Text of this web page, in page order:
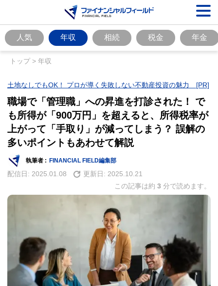
人気 年収 相続 税金 年金
トップ> 年収
土地なしでもOK！ プロが導く失敗しない不動産投資の魅力 [PR]
職場で「管理職」への昇進を打診された！ で
も所得が「900万円」を超えると、所得税率が
上がって「手取り」が減ってしまう？ 誤解の
多いポイントもあわせて解説
執筆者 : FINANCIAL FIELD編集部
配信日: 2025.01.08 更新日: 2025.10.21
この記事は約 3 分で読めます。